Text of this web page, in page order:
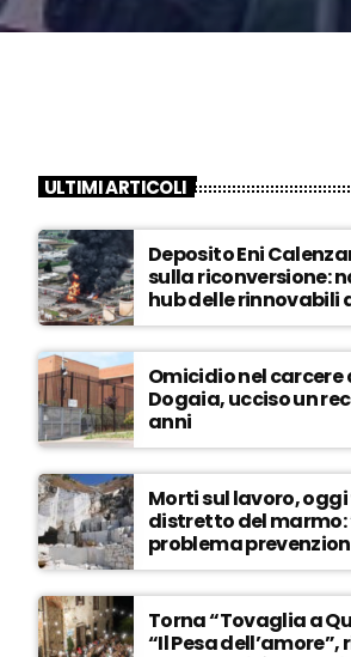
ULTIMI ARTICOLI
Deposito Eni
sulla riconversione:
hub delle rinnovabili
ASCOLTA
Omicidio nel carcere
Dogaia, ucciso un
anni
Morti sul lavoro,
distretto del marmo:
problema
controlli, un solo
ASCOLTA
Torna “Tovaglia a
“Il Pesa dell’amore”,